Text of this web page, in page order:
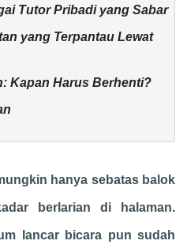
Tutor Pribadi yang Sabar
yang Terpantau Lewat
Kapan Harus Berhenti?
hanya sebatas balok
berlarian di halaman.
lancar bicara pun sudah